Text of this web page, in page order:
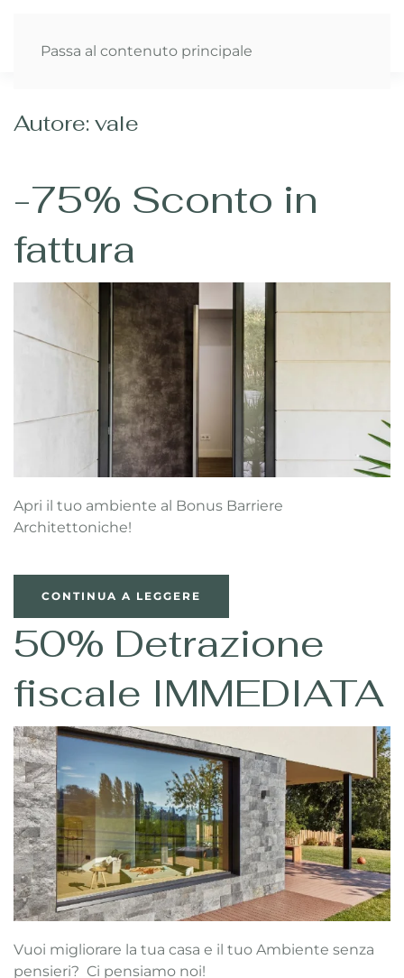
Passa al contenuto principale
Autore:vale
-75% Sconto in
fattura
Apri il tuo ambiente al Bonus Barriere
Architettoniche!
CONTINUA A LEGGERE
50% Detrazione
fiscale IMMEDIATA
Vuoi migliorare la tua casa e il tuo Ambiente senza
pensieri? Ci pensiamo noi!